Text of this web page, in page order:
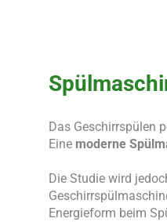
Das Geschirrspülen
Eine moderne
Die Studie wird
Energieform beim